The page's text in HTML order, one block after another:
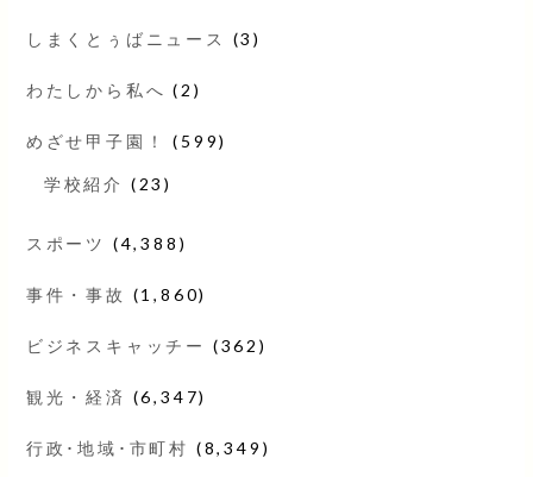
しまくとぅばニュース (3)
わたしから私へ (2)
めざせ甲子園！ (599)
学校紹介 (23)
スポーツ (4,388)
事件・事故 (1,860)
ビジネスキャッチー (362)
観光・経済 (6,347)
行政･地域･市町村 (8,349)